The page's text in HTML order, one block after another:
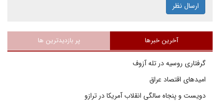
ارسال نظر
آخرین خبرها پر بازدیدترین ها
گرفتاری روسیه در تله آزوف
امیدهای اقتصاد عراق
دویست و پنجاه سالگی انقلاب آمریکا در ترازو